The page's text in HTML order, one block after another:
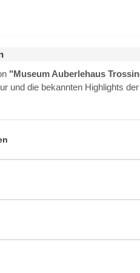
"Museum Auberlehaus
und die bekannten Highlights